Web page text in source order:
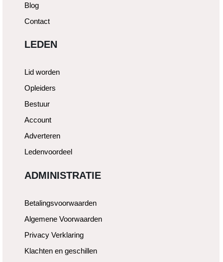
Blog
Contact
LEDEN
Lid worden
Opleiders
Bestuur
Account
Adverteren
Ledenvoordeel
ADMINISTRATIE
Betalingsvoorwaarden
Algemene Voorwaarden
Privacy Verklaring
Klachten en geschillen